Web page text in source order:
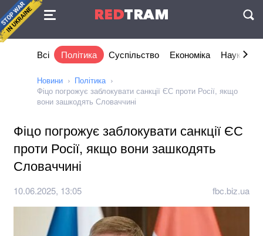
REDTRAM
Угода
Всі Політика Суспільство Економіка Наука та
Новини
Політика
Фіцо погрожує заблокувати санкції ЄС проти Росії, якщо
вони зашкодять Словаччині
Фіцо погрожує заблокувати санкції ЄС
проти Росії, якщо вони зашкодять
Словаччині
10.06.2025, 13:05 fbc.biz.ua